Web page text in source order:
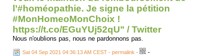
l’#homéopathie. Je signe la pétition
#MonHomeoMonChoix !
https://t.co/EGuYUj52qU" / Twitter
Nous n'oublions pas, nous ne pardonnons pas.
Sat 04 Sep 2021 04:36:13 AM CEST - permalink - -